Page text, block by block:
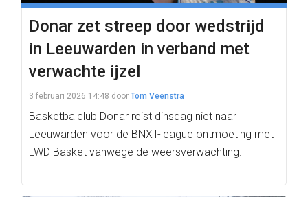
Donar zet streep door wedstrijd
in Leeuwarden in verband met
verwachte ijzel
3 februari 2026 14:48 door Tom Veenstra
Basketbalclub Donar reist dinsdag niet naar
Leeuwarden voor de BNXT-league ontmoeting met
LWD Basket vanwege de weersverwachting.